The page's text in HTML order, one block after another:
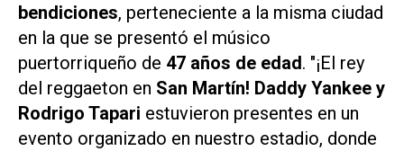
bendiciones, perteneciente a la misma ciudad
en la que se presentó el músico
puertorriqueño de 47 años de edad. "¡El rey
del reggaeton en San Martín! Daddy Yankee y
Rodrigo Tapari estuvieron presentes en un
evento organizado en nuestro estadio, donde